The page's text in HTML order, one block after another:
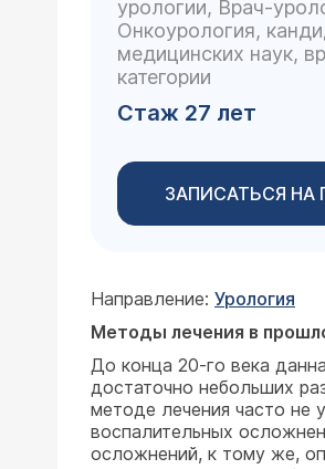
урологии, Врач-
Онкоурология,
медицинских наук,
категории
Стаж 27 лет
ЗАПИСАТЬСЯ НА
Направление: Урология
Методы лечения в
До конца 20-го века
достаточно небольших
методе лечения часто не
воспалительных
осложнений, к тому же,